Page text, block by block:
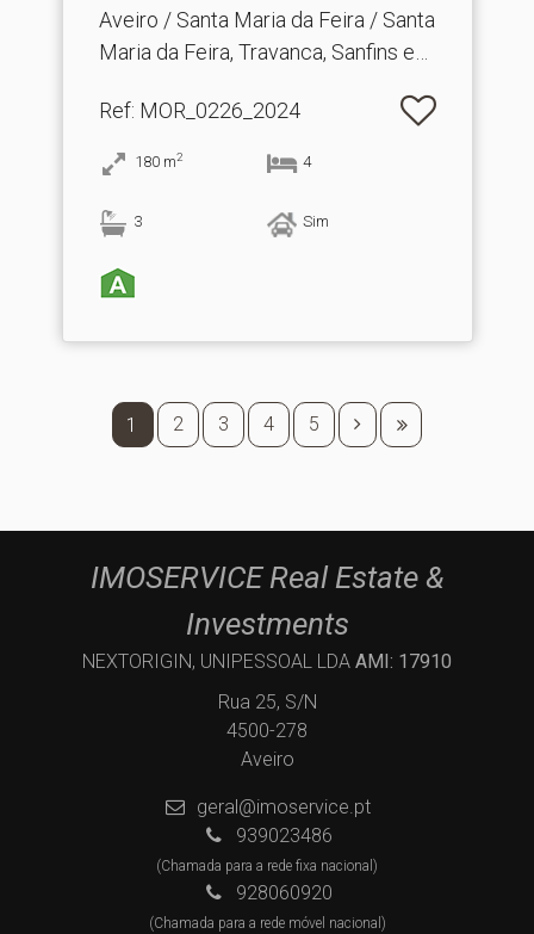
Aveiro / Santa Maria da Feira / Santa
Maria da Feira, Travanca, Sanfins e
Ref: MOR_0226_2024
180 m2 4
3 Sim
1 2 3 4 5
IMOSERVICE Real Estate &
Investments
NEXTORIGIN, UNIPESSOAL LDA AMI: 17910
Rua 25, S/N
4500-278
Aveiro
geral@imoservice.pt
939023486
(Chamada para a rede fixa nacional)
928060920
(Chamada para a rede móvel nacional)